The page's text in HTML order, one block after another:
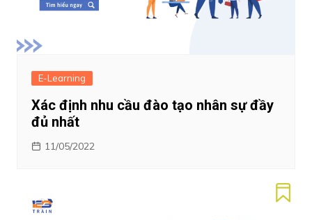
E-Learning
Xác định nhu cầu đào tạo nhân sự đầy
đủ nhất
11/05/2022